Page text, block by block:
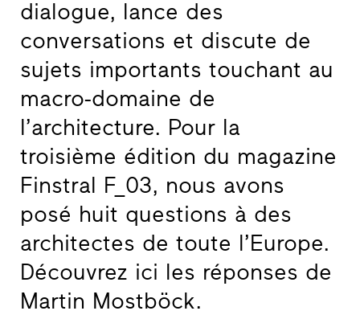
dialogue, lance des
conversations et discute de
sujets importants touchant au
macro-domaine de
l’architecture. Pour la
troisième édition du magazine
Finstral F_03, nous avons
posé huit questions à des
architectes de toute l’Europe.
Découvrez ici les réponses de
Martin Mostböck.